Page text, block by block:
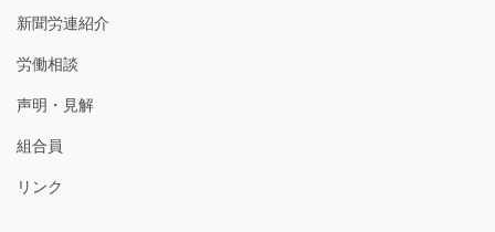
新聞労連紹介
労働相談
声明・見解
組合員
リンク